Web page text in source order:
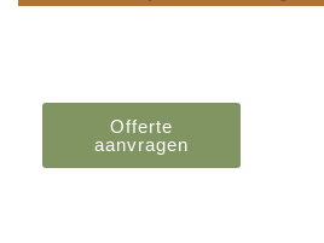
Offerte
aanvragen